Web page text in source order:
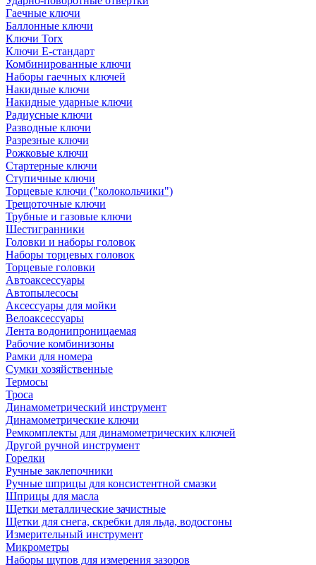
Гаечные ключи
Баллонные ключи
Ключи Torx
Ключи Е-стандарт
Комбинированные ключи
Наборы гаечных ключей
Накидные ключи
Накидные ударные ключи
Радиусные ключи
Разводные ключи
Разрезные ключи
Рожковые ключи
Стартерные ключи
Ступичные ключи
Торцевые ключи ("колокольчики")
Трещоточные ключи
Трубные и газовые ключи
Шестигранники
Головки и наборы головок
Наборы торцевых головок
Торцевые головки
Автоаксессуары
Автопылесосы
Аксессуары для мойки
Велоаксессуары
Лента водонипроницаемая
Рабочие комбинизоны
Рамки для номера
Сумки хозяйственные
Термосы
Троса
Динамометрический инструмент
Динамометрические ключи
Ремкомплекты для динамометрических ключей
Другой ручной инструмент
Горелки
Ручные заклепочники
Ручные шприцы для консистентной смазки
Шприцы для масла
Щетки металлические зачистные
Щетки для снега, скребки для льда, водосгоны
Измерительный инструмент
Микрометры
Наборы щупов для измерения зазоров